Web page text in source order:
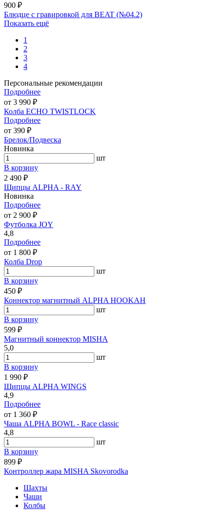
900 ₽
Блюдце с гравировкой для BEAT (№04.2)
Показать ещё
1
2
3
4
Персональные рекомендации
Подробнее
от 3 990 ₽
Колба ECHO TWISTLOCK
Подробнее
от 390 ₽
Брелок/Подвеска
Новинка
шт
В корзину
2 490 ₽
Щипцы ALPHA - RAY
Новинка
Подробнее
от 2 900 ₽
Футболка JOY
4,8
Подробнее
от 1 800 ₽
Колба Drop
шт
В корзину
450 ₽
Коннектор магнитный ALPHA HOOKAH
шт
В корзину
599 ₽
Магнитный коннектор MISHA
5,0
шт
В корзину
1 990 ₽
Щипцы ALPHA WINGS
4,9
Подробнее
от 1 360 ₽
Чаша ALPHA BOWL - Race classic
4,8
шт
В корзину
899 ₽
Контроллер жара MISHA Skovorodka
Шахты
Чаши
Колбы